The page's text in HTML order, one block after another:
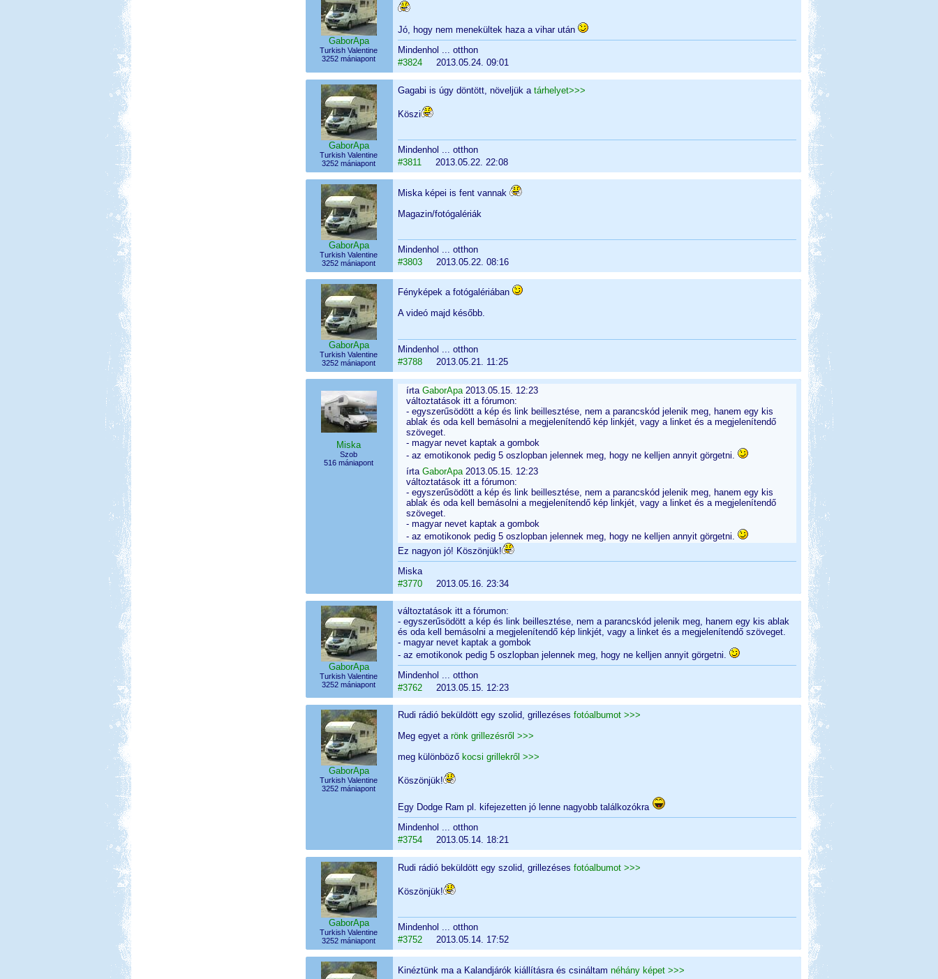
GaborApa
Turkish Valentine
3252 mániapont
Jó, hogy nem menekültek haza a vihar után
Mindenhol ... otthon
#38242013.05.24. 09:01
GaborApa
Turkish Valentine
3252 mániapont
Gagabi is úgy döntött, növeljük a tárhelyet>>>
Köszi
Mindenhol ... otthon
#38112013.05.22. 22:08
GaborApa
Turkish Valentine
3252 mániapont
Miska képei is fent vannak
Magazin/fotógalériák
Mindenhol ... otthon
#38032013.05.22. 08:16
GaborApa
Turkish Valentine
3252 mániapont
Fényképek a fotógalériában
A videó majd később.
Mindenhol ... otthon
#37882013.05.21. 11:25
Miska
Szob
516 mániapont
írta GaborApa2013.05.15. 12:23
változtatások itt a fórumon:
- egyszerűsödött a kép és link beillesztése, nem a parancskód jelenik meg, hanem egy kis
ablak és oda kell bemásolni a megjelenítendő kép linkjét, vagy a linket és a megjelenítendő
szöveget.
- magyar nevet kaptak a gombok
- az emotikonok pedig 5 oszlopban jelennek meg, hogy ne kelljen annyit görgetni.
írta GaborApa2013.05.15. 12:23
változtatások itt a fórumon:
- egyszerűsödött a kép és link beillesztése, nem a parancskód jelenik meg, hanem egy kis
ablak és oda kell bemásolni a megjelenítendő kép linkjét, vagy a linket és a megjelenítendő
szöveget.
- magyar nevet kaptak a gombok
- az emotikonok pedig 5 oszlopban jelennek meg, hogy ne kelljen annyit görgetni.
Ez nagyon jó! Köszönjük!
Miska
#37702013.05.16. 23:34
GaborApa
Turkish Valentine
3252 mániapont
változtatások itt a fórumon:
- egyszerűsödött a kép és link beillesztése, nem a parancskód jelenik meg, hanem egy kis ablak
és oda kell bemásolni a megjelenítendő kép linkjét, vagy a linket és a megjelenítendő szöveget.
- magyar nevet kaptak a gombok
- az emotikonok pedig 5 oszlopban jelennek meg, hogy ne kelljen annyit görgetni.
Mindenhol ... otthon
#37622013.05.15. 12:23
GaborApa
Turkish Valentine
3252 mániapont
Rudi rádió beküldött egy szolid, grillezéses fotóalbumot >>>
Meg egyet a rönk grillezésről >>>
meg különböző kocsi grillekről >>>
Köszönjük!
Egy Dodge Ram pl. kifejezetten jó lenne nagyobb találkozókra
Mindenhol ... otthon
#37542013.05.14. 18:21
GaborApa
Turkish Valentine
3252 mániapont
Rudi rádió beküldött egy szolid, grillezéses fotóalbumot >>>
Köszönjük!
Mindenhol ... otthon
#37522013.05.14. 17:52
Kinéztünk ma a Kalandjárók kiállításra és csináltam néhány képet >>>